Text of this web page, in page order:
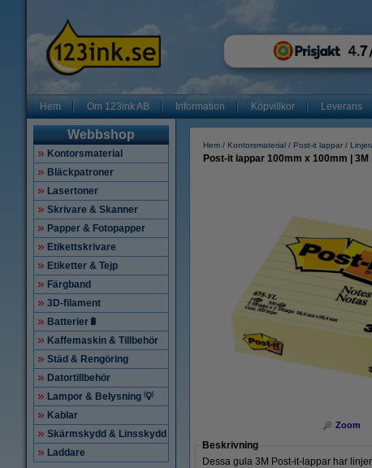
Hem Om 123ink AB Information Köpvillkor Leverans
Webbshop
Kontorsmaterial
Bläckpatroner
Lasertoner
Skrivare & Skanner
Papper & Fotopapper
Etikettskrivare
Etiketter & Tejp
Färgband
3D-filament
Batterier🔋
Kaffemaskin & Tillbehör
Städ & Rengöring
Datortillbehör
Lampor & Belysning 💡
Kablar
Skärmskydd & Linsskydd
Laddare
Hem Kontorsmaterial Post-it lappar
Post-it lappar 100mm x 100mm |
Zoom
Beskrivning
Dessa gula 3M Post-it-lappar har